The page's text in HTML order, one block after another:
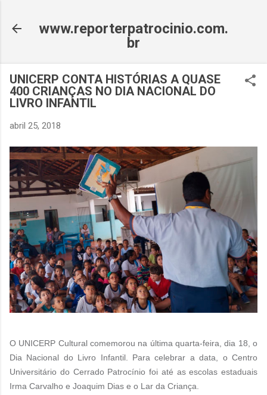
www.reporterpatrocinio.com.
br
UNICERP CONTA HISTÓRIAS A QUASE
400 CRIANÇAS NO DIA NACIONAL DO
LIVRO INFANTIL
abril 25, 2018
O UNICERP Cultural comemorou na última quarta-feira, dia 18, o
Dia Nacional do Livro Infantil. Para celebrar a data, o Centro
Universitário do Cerrado Patrocínio foi até as escolas estaduais
Irma Carvalho e Joaquim Dias e o Lar da Criança.